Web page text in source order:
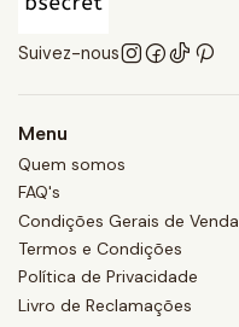
Suivez-nous
Menu
Quem somos
FAQ's
Condições Gerais de Venda
Termos e Condições
Política de Privacidade
Livro de Reclamações